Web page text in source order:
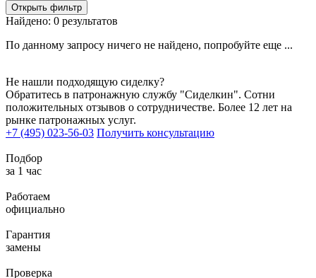
Открыть фильтр
Найдено: 0 результатов
По данному запросу ничего не найдено, попробуйте еще ...
Не нашли подходящую сиделку?
Обратитесь в патронажную службу "Сиделкин". Сотни
положительных отзывов о сотрудничестве. Более 12 лет на
рынке патронажных услуг.
+7 (495) 023-56-03 Получить консультацию
Подбор
за 1 час
Работаем
официально
Гарантия
замены
Проверка